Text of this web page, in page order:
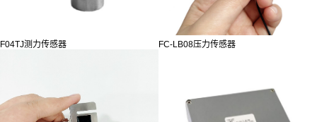
F04TJ测力传感器 FC-LB08压力传感器